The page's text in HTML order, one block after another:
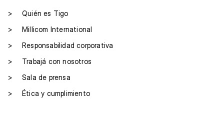
>
Quién es Tigo
>
Millicom International
>
Responsabilidad corporativa
>
Trabajá con nosotros
>
Sala de prensa
>
Ética y cumplimiento